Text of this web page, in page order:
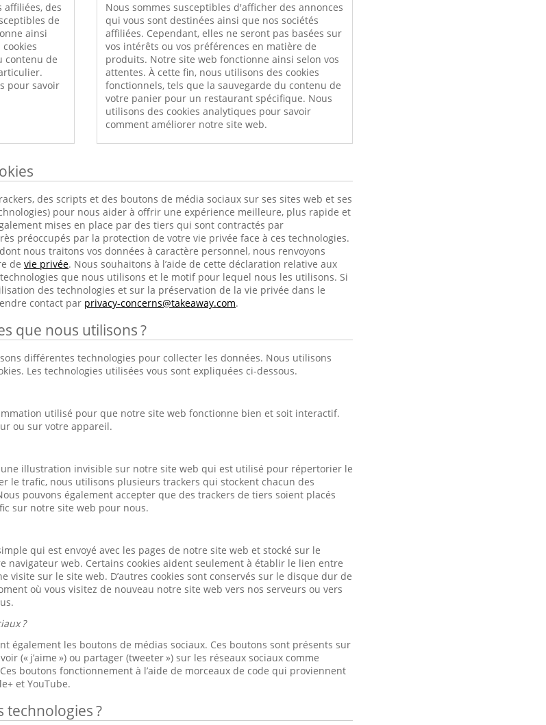
affiliées, des
de
ainsi
contenu de
pour savoir
Nous sommes susceptibles d'afficher des annonces
qui vous sont destinées ainsi que nos sociétés
affiliées. Cependant, elles ne seront pas basées sur
vos intérêts ou vos préférences en matière de
produits. Notre site web fonctionne ainsi selon vos
attentes. À cette fin, nous utilisons des cookies
fonctionnels, tels que la sauvegarde du contenu de
votre panier pour un restaurant spécifique. Nous
utilisons des cookies analytiques pour savoir
comment améliorer notre site web.
des scripts et des boutons de média sociaux sur ses sites web et ses
pour nous aider à offrir une expérience meilleure, plus rapide et
mises en place par des tiers qui sont contractés par
préoccupés par la protection de votre vie privée face à ces technologies.
nous traitons vos données à caractère personnel, nous renvoyons
de vie privée. Nous souhaitons à l’aide de cette déclaration relative aux
que nous utilisons et le motif pour lequel nous les utilisons. Si
des technologies et sur la préservation de la vie privée dans le
contact par privacy-concerns@takeaway.com.
que nous utilisons ?
différentes technologies pour collecter les données. Nous utilisons
Les technologies utilisées vous sont expliquées ci-dessous.
utilisé pour que notre site web fonctionne bien et soit interactif.
ou sur votre appareil.
illustration invisible sur notre site web qui est utilisé pour répertorier le
le trafic, nous utilisons plusieurs trackers qui stockent chacun des
pouvons également accepter que des trackers de tiers soient placés
sur notre site web pour nous.
qui est envoyé avec les pages de notre site web et stocké sur le
web. Certains cookies aident seulement à établir le lien entre
visite sur le site web. D’autres cookies sont conservés sur le disque dur de
où vous visitez de nouveau notre site web vers nos serveurs ou vers
?
également les boutons de médias sociaux. Ces boutons sont présents sur
(« j’aime ») ou partager (tweeter ») sur les réseaux sociaux comme
boutons fonctionnement à l’aide de morceaux de code qui proviennent
et YouTube.
technologies ?